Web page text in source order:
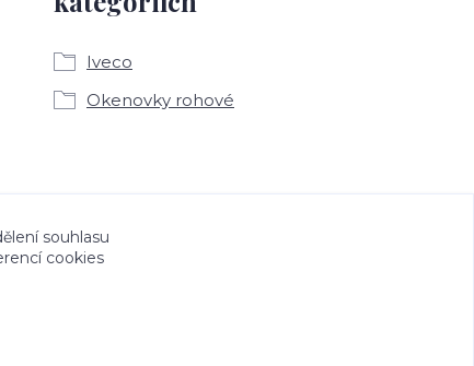
Iveco
Okenovky rohové
jsou chráněny autorským
souhlasu
cookies